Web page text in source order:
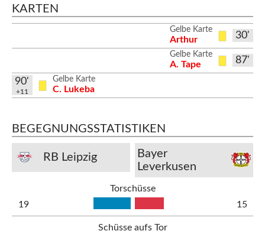
KARTEN
30'
Gelbe Karte
Arthur
87'
Gelbe Karte
A. Tape
Gelbe Karte
C. Lukeba
90'
+11
BEGEGNUNGSSTATISTIKEN
RB Leipzig
Bayer
Leverkusen
Torschüsse
19
15
Schüsse aufs Tor